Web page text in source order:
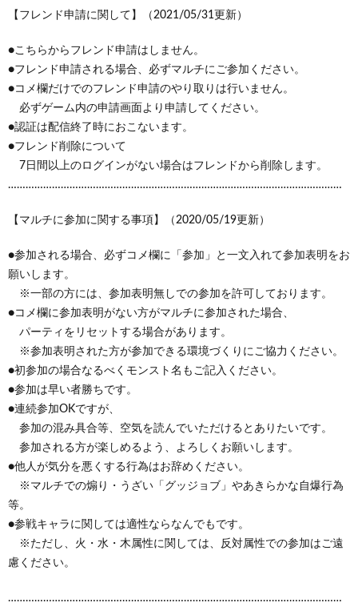
【フレンド申請に関して】（2021/05/31更新）
●こちらからフレンド申請はしません。
●フレンド申請される場合、必ずマルチにご参加ください。
●コメ欄だけでのフレンド申請のやり取りは行いません。
必ずゲーム内の申請画面より申請してください。
●認証は配信終了時におこないます。
●フレンド削除について
7日間以上のログインがない場合はフレンドから削除します。
……………………………………………………………………………………………………
【マルチに参加に関する事項】（2020/05/19更新）
●参加される場合、必ずコメ欄に「参加」と一文入れて参加表明をお
願いします。
※一部の方には、参加表明無しでの参加を許可しております。
●コメ欄に参加表明がない方がマルチに参加された場合、
パーティをリセットする場合があります。
※参加表明された方が参加できる環境づくりにご協力ください。
●初参加の場合なるべくモンスト名もご記入ください。
●参加は早い者勝ちです。
●連続参加OKですが、
参加の混み具合等、空気を読んでいただけるとありたいです。
参加される方が楽しめるよう、よろしくお願いします。
●他人が気分を悪くする行為はお辞めください。
※マルチでの煽り・うざい「グッジョブ」やあきらかな自爆行為
等。
●参戦キャラに関しては適性ならなんでもです。
※ただし、火・水・木属性に関しては、反対属性での参加はご遠
慮ください。
……………………………………………………………………………………………………